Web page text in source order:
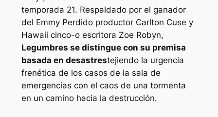
temporada 21. Respaldado por el ganador
del Emmy Perdido productor Carlton Cuse y
Hawaii cinco-oescritora Zoe Robyn,
Legumbres se distingue con su premisa
basada en desastrestejiendo la urgencia
frenética de los casos de la sala de
emergencias con el caos de una tormenta
en un camino hacia la destrucción.